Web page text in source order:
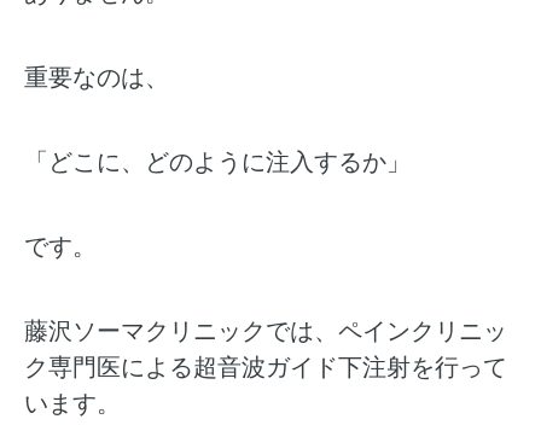
重要なのは、
「どこに、どのように注入するか」
です。
藤沢ソーマクリニックでは、ペインクリニッ
ク専門医による超音波ガイド下注射を行って
います。